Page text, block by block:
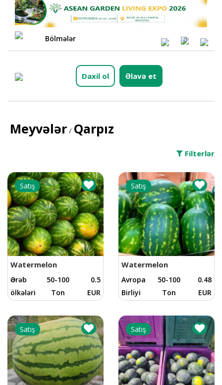
Bölmələr 0
Daxil ol Əlavə et
Meyvələr / Qarpız
Filterlər
Satış
Watermelon
Ərəb
ölkələri
50-100
Ton
0.5
EUR
Satış
Watermelon
Avropa
Birliyi
50-100
Ton
0.48
EUR
Satış Satış